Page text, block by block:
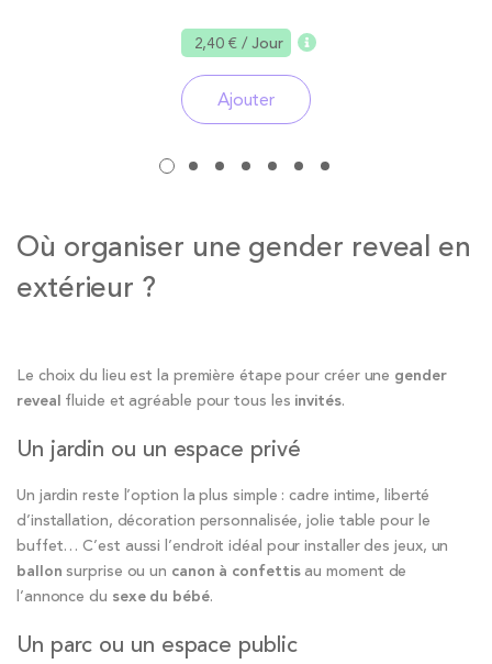
2,40 €/ Jour
Ajouter
Où organiser une gender reveal en
extérieur ?
Le choix du lieu est la première étape pour créer une gender
reveal fluide et agréable pour tous les invités.
Un jardin ou un espace privé
Un jardin reste l’option la plus simple : cadre intime, liberté
d’installation, décoration personnalisée, jolie table pour le
buffet… C’est aussi l’endroit idéal pour installer des jeux, un
ballonsurprise ou un canon à confettisau moment de
l’annonce du sexe du bébé.
Un parc ou un espace public